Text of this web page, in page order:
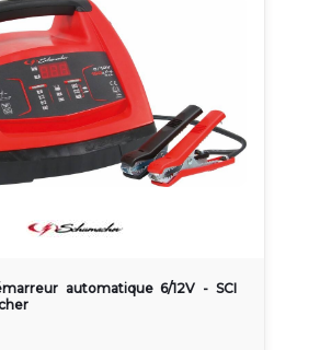
automatique 6/12V - SCI